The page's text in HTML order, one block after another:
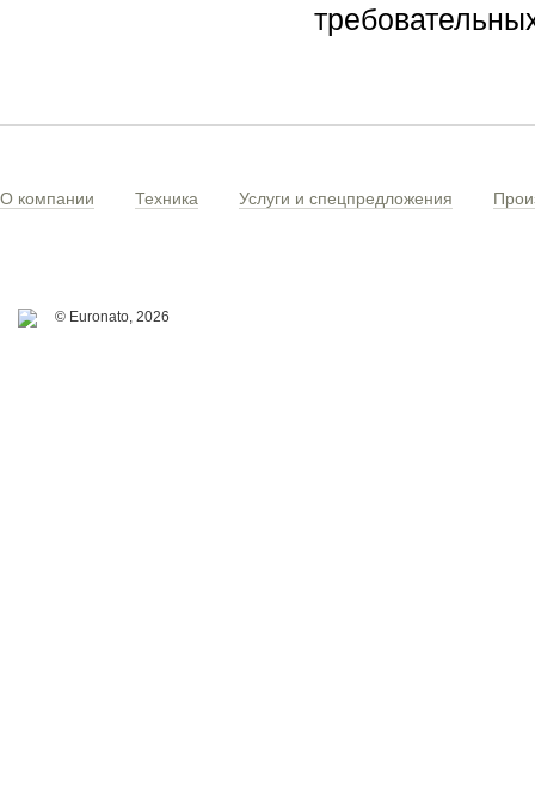
О компании Техника Услуги и спецпредложения
© Euronato, 2026